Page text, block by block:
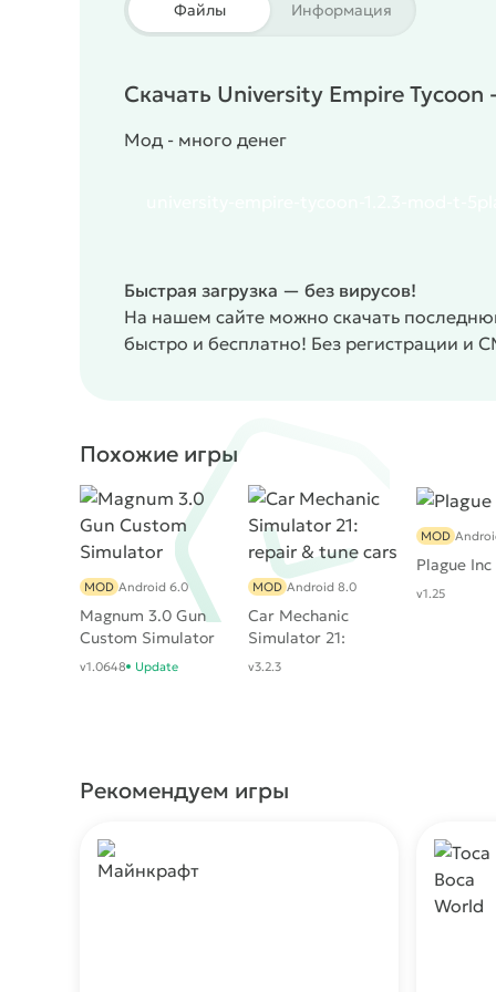
Файлы Информация
Скачать University Empire
Мод - много денег
Быстрая загрузка — без вирусов!
На нашем сайте можно скачать
быстро и бесплатно! Без регистрации
Похожие игры
Magnum 3.0 Gun
Custom Simulator
MOD Android 6.0
v1.0648 Update
Car Mechanic
Simulator 21:
repair & tune cars
MOD Android 8.0
v3.2.3
Plague Inc
MOD
v1.25
Рекомендуем игры